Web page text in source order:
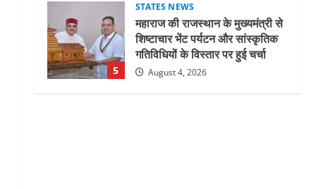
5
STATES NEWS
महाराज की राजस्थान के मुख्यमंत्री से
शिष्टाचार भेंट पर्यटन और सांस्कृतिक
गतिविधियों के विस्तार पर हुई चर्चा
August 4, 2026